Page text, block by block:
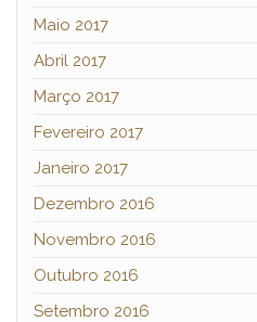
Maio 2017
Abril 2017
Março 2017
Fevereiro 2017
Janeiro 2017
Dezembro 2016
Novembro 2016
Outubro 2016
Setembro 2016